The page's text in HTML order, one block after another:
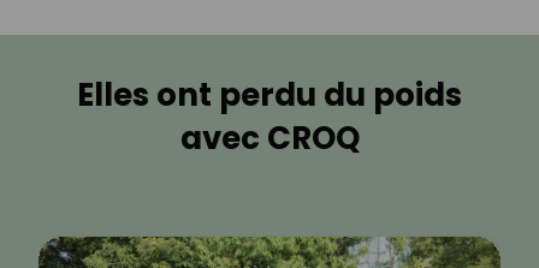
Elles ont perdu du poids
avec CROQ